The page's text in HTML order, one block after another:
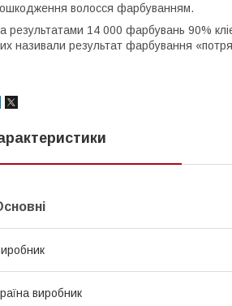
волосся фарбуванням.
результатами 14 000 фарбувань 90%
називали результат фарбування
виробник